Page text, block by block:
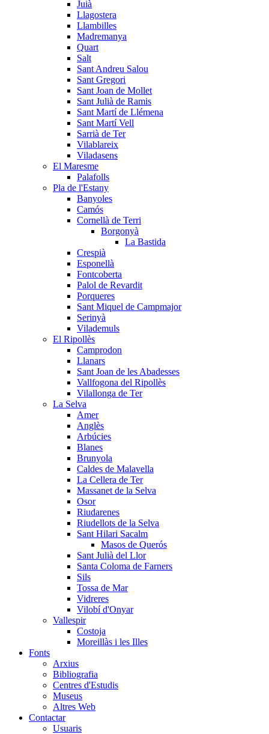
Juià
Llagostera
Llambilles
Madremanya
Quart
Salt
Sant Andreu Salou
Sant Gregori
Sant Joan de Mollet
Sant Julià de Ramis
Sant Martí de Llémena
Sant Martí Vell
Sarrià de Ter
Vilablareix
Viladasens
El Maresme
Palafolls
Pla de l'Estany
Banyoles
Camós
Cornellà de Terri
Borgonyà
La Bastida
Crespià
Esponellà
Fontcoberta
Palol de Revardit
Porqueres
Sant Miquel de Campmajor
Serinyà
Vilademuls
El Ripollès
Camprodon
Llanars
Sant Joan de les Abadesses
Vallfogona del Ripollès
Vilallonga de Ter
La Selva
Amer
Anglès
Arbúcies
Blanes
Brunyola
Caldes de Malavella
La Cellera de Ter
Massanet de la Selva
Osor
Riudarenes
Riudellots de la Selva
Sant Hilari Sacalm
Masos de Querós
Sant Julià del Llor
Santa Coloma de Farners
Sils
Tossa de Mar
Vidreres
Vilobí d'Onyar
Vallespir
Costoja
Moreillàs i les Illes
Fonts
Arxius
Bibliografia
Centres d'Estudis
Museus
Altres Web
Contactar
Usuaris